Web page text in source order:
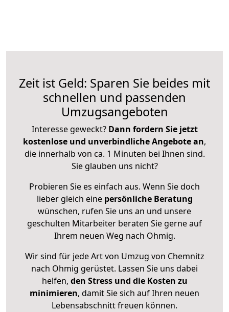
Zeit ist Geld: Sparen Sie beides mit
schnellen und passenden
Umzugsangeboten
Interesse geweckt? Dann fordern Sie jetzt
kostenlose und unverbindliche Angebote an,
die innerhalb von ca. 1 Minuten bei Ihnen sind.
Sie glauben uns nicht?
Probieren Sie es einfach aus. Wenn Sie doch
lieber gleich eine persönliche Beratung
wünschen, rufen Sie uns an und unsere
geschulten Mitarbeiter beraten Sie gerne auf
Ihrem neuen Weg nach Ohmig.
Wir sind für jede Art von Umzug von Chemnitz
nach Ohmig gerüstet. Lassen Sie uns dabei
helfen, den Stress und die Kosten zu
minimieren, damit Sie sich auf Ihren neuen
Lebensabschnitt freuen können.